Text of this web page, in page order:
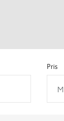
Pris